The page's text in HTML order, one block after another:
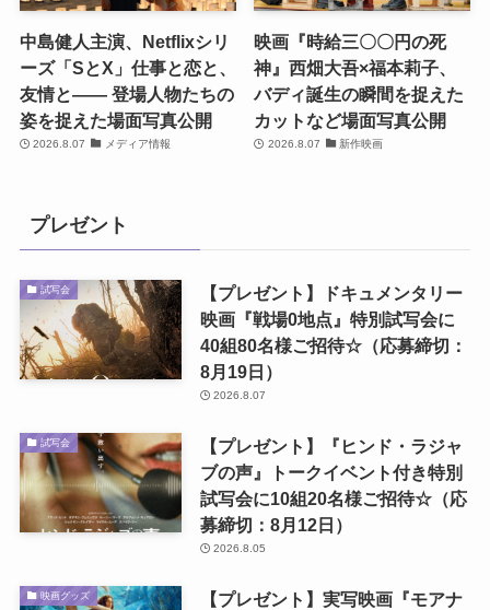
中島健人主演、Netflixシリ
ーズ「SとX」仕事と恋と、
友情と―― 登場人物たちの
姿を捉えた場面写真公開
2026.8.07 メディア情報
映画『時給三〇〇円の死
神』西畑大吾×福本莉子、
バディ誕生の瞬間を捉えた
カットなど場面写真公開
2026.8.07 新作映画
プレゼント
試写会
【プレゼント】ドキュメンタリー
映画『戦場0地点』特別試写会に
40組80名様ご招待☆（応募締切：
8月19日）
2026.8.07
試写会
【プレゼント】『ヒンド・ラジャ
ブの声』トークイベント付き特別
試写会に10組20名様ご招待☆（応
募締切：8月12日）
2026.8.05
映画グッズ
【プレゼント】実写映画『モアナ